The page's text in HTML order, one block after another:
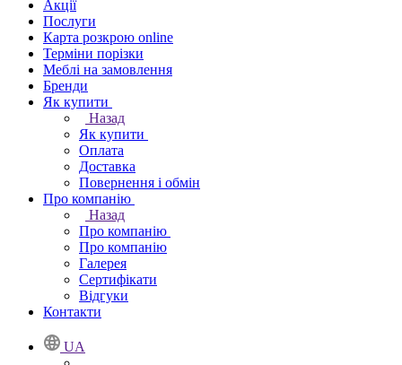
Акції
Послуги
Карта розкрою online
Терміни порізки
Меблі на замовлення
Бренди
Як купити
Назад
Як купити
Оплата
Доставка
Повернення і обмін
Про компанію
Назад
Про компанію
Про компанію
Галерея
Сертифікати
Відгуки
Контакти
UA